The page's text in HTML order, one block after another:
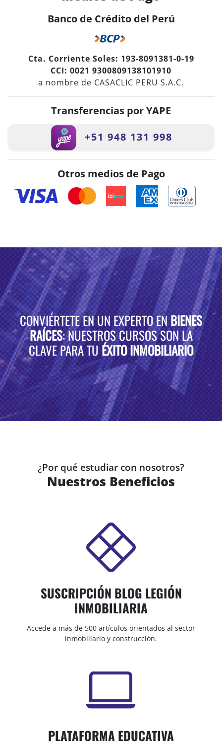
Banco de Crédito del Perú
Cta. Corriente Soles: 193-8091381-0-19
CCI: 0021 9300809138101910
a nombre de CASACLIC PERU S.A.C.
Transferencias por YAPE
+51 948 131 998
Otros medios de Pago
CONVIÉRTETE EN UN EXPERTO ENBIENES
RAÍCES: NUESTROS CURSOS SON LA
CLAVE PARA TUÉXITO INMOBILIARIO
¿Por qué estudiar con nosotros?
Nuestros Beneficios
SUSCRIPCIÓN BLOG LEGIÓN
INMOBILIARIA
Accede a más de 500 artículos orientados al sector
inmobiliario y construcción.
PLATAFORMA EDUCATIVA